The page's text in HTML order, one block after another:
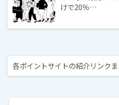
けで20％…
各ポイントサイトの紹介リンク